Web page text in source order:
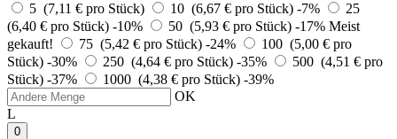
5 (7,11 € pro Stück) 10 (6,67 € pro Stück) -7%
25
(6,40 € pro Stück) -10% 50 (5,93 € pro Stück) -17% Meist
gekauft!
75 (5,42 € pro Stück) -24%
100 (5,00 € pro
Stück) -30% 250 (4,64 € pro Stück) -35%
500 (4,51 € pro
Stück) -37% 1000 (4,38 € pro Stück) -39%
OK
L
0